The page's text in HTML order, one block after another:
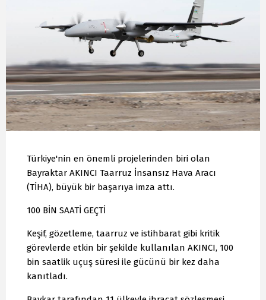
Türkiye'nin en önemli projelerinden biri olan
Bayraktar AKINCI Taarruz İnsansız Hava Aracı
(TİHA), büyük bir başarıya imza attı.
100 BİN SAATİ GEÇTİ
Keşif, gözetleme, taarruz ve istihbarat gibi kritik
görevlerde etkin bir şekilde kullanılan AKINCI, 100
bin saatlik uçuş süresi ile gücünü bir kez daha
kanıtladı.